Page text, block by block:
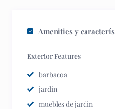
Amenities y
Exterior Features
barbacoa
jardin
muebles de jardin